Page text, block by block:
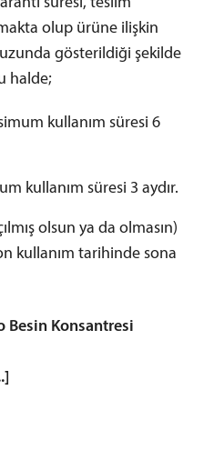
olup ürüne ilişkin
gösterildiği şekilde
halde;
kullanım süresi 6
kullanım süresi 3 aydır.
olsun ya da olmasın)
kullanım tarihinde sona
Besin Konsantresi